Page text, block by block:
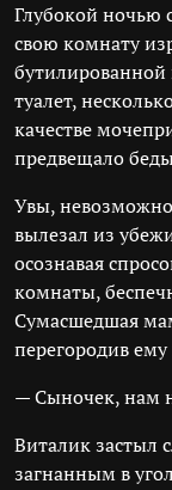
Глубокой ночью
свою комнату
туалет,
качестве
предвещало
Увы, невозможно
вылезал из
осознавая
комнаты,
Сумасшедшая
перегородив ему
— Сыночек, нам
Виталик застыл
загнанным в